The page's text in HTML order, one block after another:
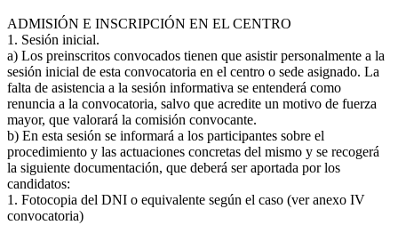
ADMISIÓN E INSCRIPCIÓN EN EL CENTRO
1. Sesión inicial.
a) Los preinscritos convocados tienen que asistir personalmente a la
sesión inicial de esta convocatoria en el centro o sede asignado. La
falta de asistencia a la sesión informativa se entenderá como
renuncia a la convocatoria, salvo que acredite un motivo de fuerza
mayor, que valorará la comisión convocante.
b) En esta sesión se informará a los participantes sobre el
procedimiento y las actuaciones concretas del mismo y se recogerá
la siguiente documentación, que deberá ser aportada por los
candidatos:
1. Fotocopia del DNI o equivalente según el caso (ver anexo IV
convocatoria)